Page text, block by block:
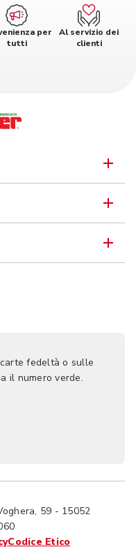
per
tutti
Al servizio dei
clienti
fedeltà o sulle
il numero verde.
59 - 15052
Codice Etico